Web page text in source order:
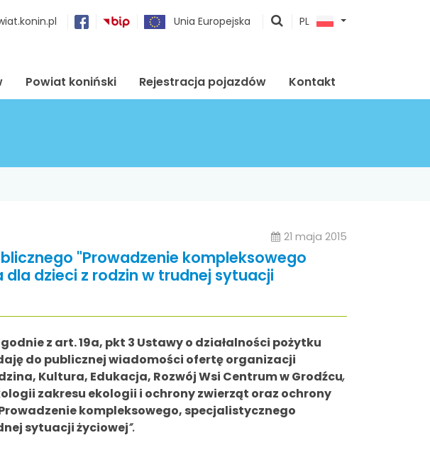
Unia Europejska
pokaż
PL
Powiat koniński Rejestracja pojazdów Kontakt
21 maja 2015
"Prowadzenie kompleksowego
dzieci z rodzin w trudnej sytuacji
z art. 19a, pkt 3 Ustawy o działalności pożytku
do publicznej wiadomości ofertę organizacji
Kultura, Edukacja, Rozwój Wsi Centrum w Grodźcu,
zakresu ekologii i ochrony zwierząt oraz ochrony
kompleksowego, specjalistycznego
sytuacji życiowej”.